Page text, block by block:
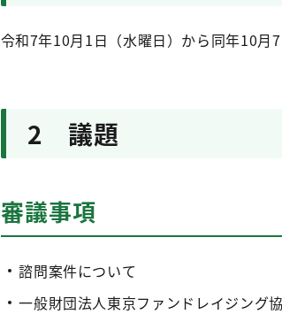
令和7年10月1日（水曜日）から同年10月7
2 議題
審議事項
諮問案件について
一般財団法人東京ファンドレイジング